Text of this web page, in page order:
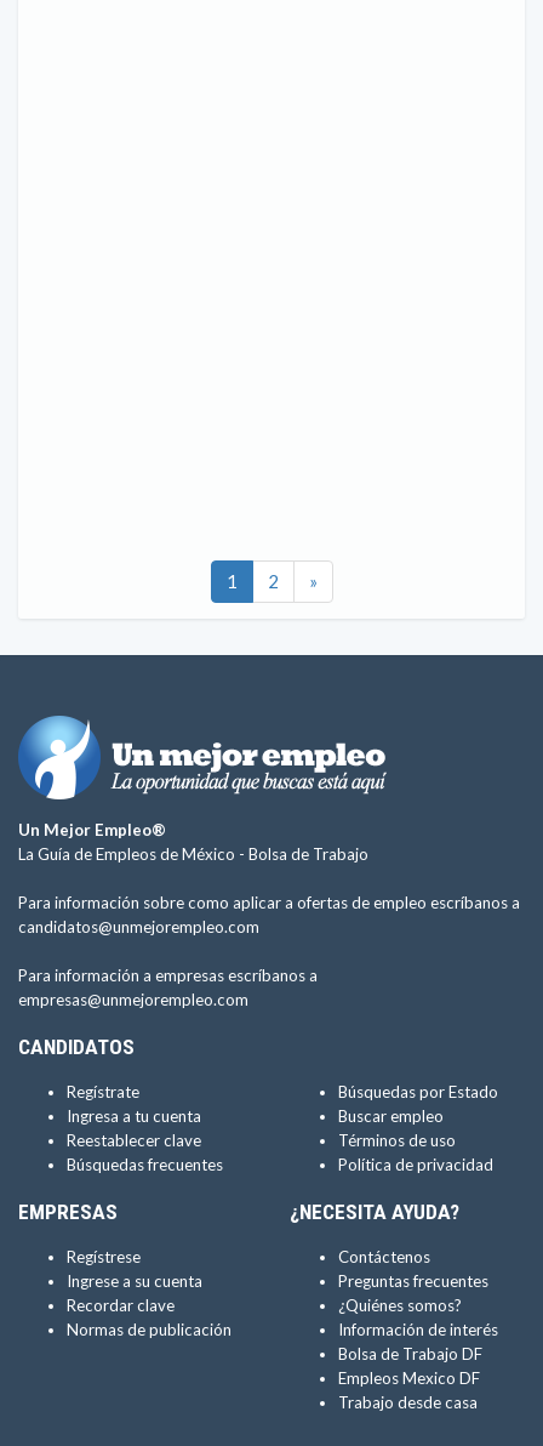
1 2 »
Un Mejor Empleo®
La Guía de Empleos de México - Bolsa de Trabajo
Para información sobre como aplicar a ofertas de empleo escríbanos a
candidatos@unmejorempleo.com
Para información a empresas escríbanos a
empresas@unmejorempleo.com
CANDIDATOS
Regístrate
Ingresa a tu cuenta
Reestablecer clave
Búsquedas frecuentes
Búsquedas por Estado
Buscar empleo
Términos de uso
Política de privacidad
EMPRESAS
Regístrese
Ingrese a su cuenta
Recordar clave
Normas de publicación
¿NECESITA AYUDA?
Contáctenos
Preguntas frecuentes
¿Quiénes somos?
Información de interés
Bolsa de Trabajo DF
Empleos Mexico DF
Trabajo desde casa